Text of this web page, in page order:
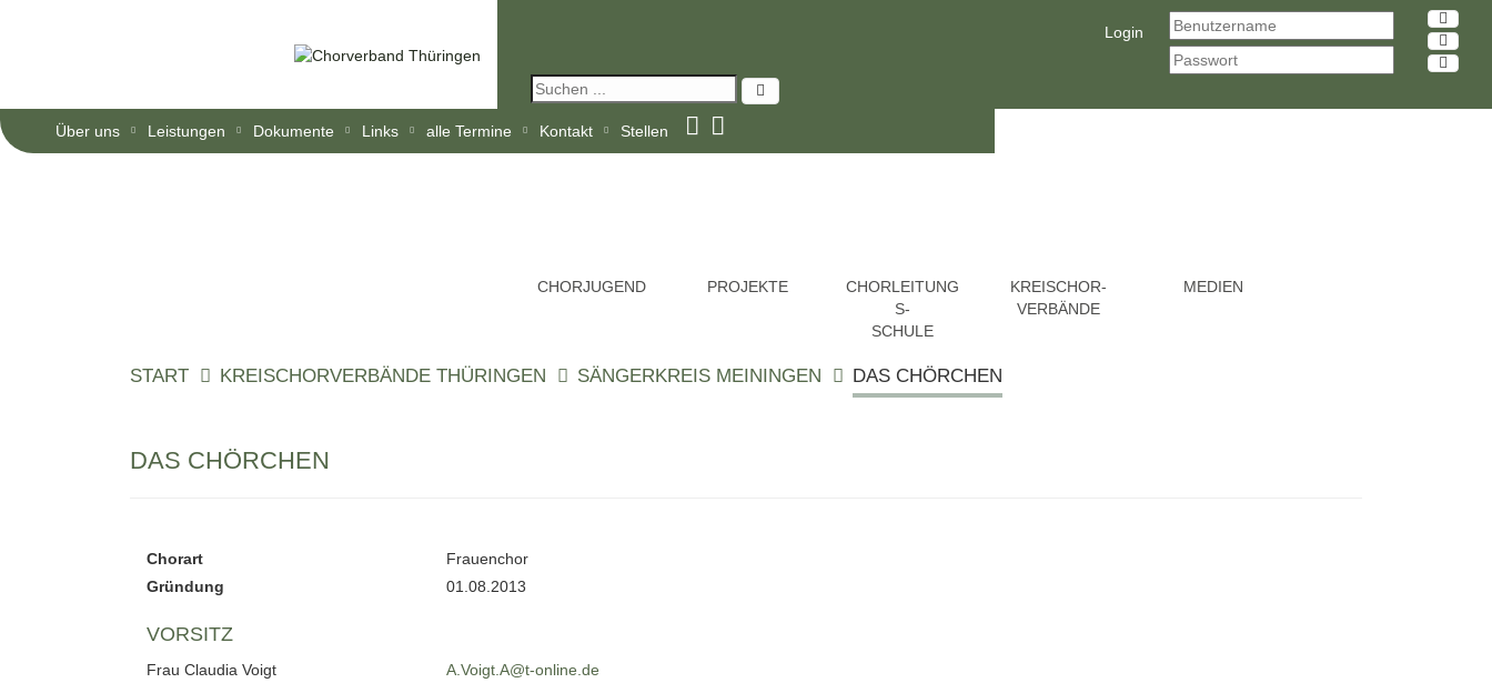
Login
Über uns Leistungen Dokumente Links alle Termine Kontakt Stellen
CHORJUGEND PROJEKTE
CHORLEITUNG
S-
SCHULE
KREISCHOR-
VERBÄNDE
MEDIEN
START KREISCHORVERBÄNDE THÜRINGEN SÄNGERKREIS MEININGEN DAS CHÖRCHEN
DAS CHÖRCHEN
Chorart
Frauenchor
Gründung
01.08.2013
VORSITZ
Frau Claudia Voigt A.Voigt.A@t-online.de